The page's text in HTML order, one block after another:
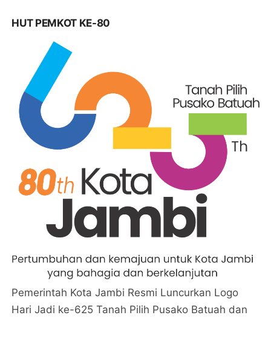
HUT PEMKOT KE-80
Pemerintah Kota Jambi Resmi Luncurkan Logo
Hari Jadi ke-625 Tanah Pilih Pusako Batuah dan